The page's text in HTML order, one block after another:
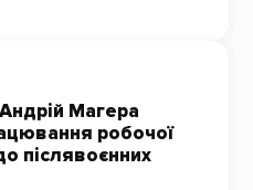
Магера
робочої
післявоєнних